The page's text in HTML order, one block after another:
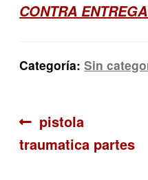
CONTRA
Categoría:Sin
Navegación
de
Anterior:
pistola
traumatica partes